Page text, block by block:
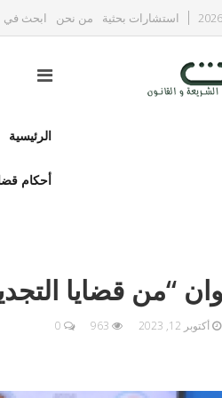
استشارات بحثية من نحن ابحث في
الرئيسية
أحكام
“من قضايا
أكتوبر 12, 2023 0